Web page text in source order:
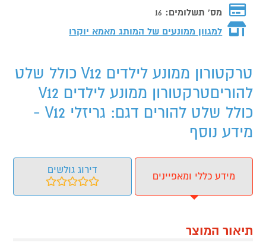
מס' תשלומים: 16
למגוון ממונעים של המותג מאמא יוקרו
טרקטורון ממונע לילדים V12 כולל שלט
להוריםטרקטורון ממונע לילדים V12
כולל שלט להורים דגם: גריזלי V12 -
מידע נוסף
מידע כללי ומאפיינים
דירוג גולשים
תיאור המוצר